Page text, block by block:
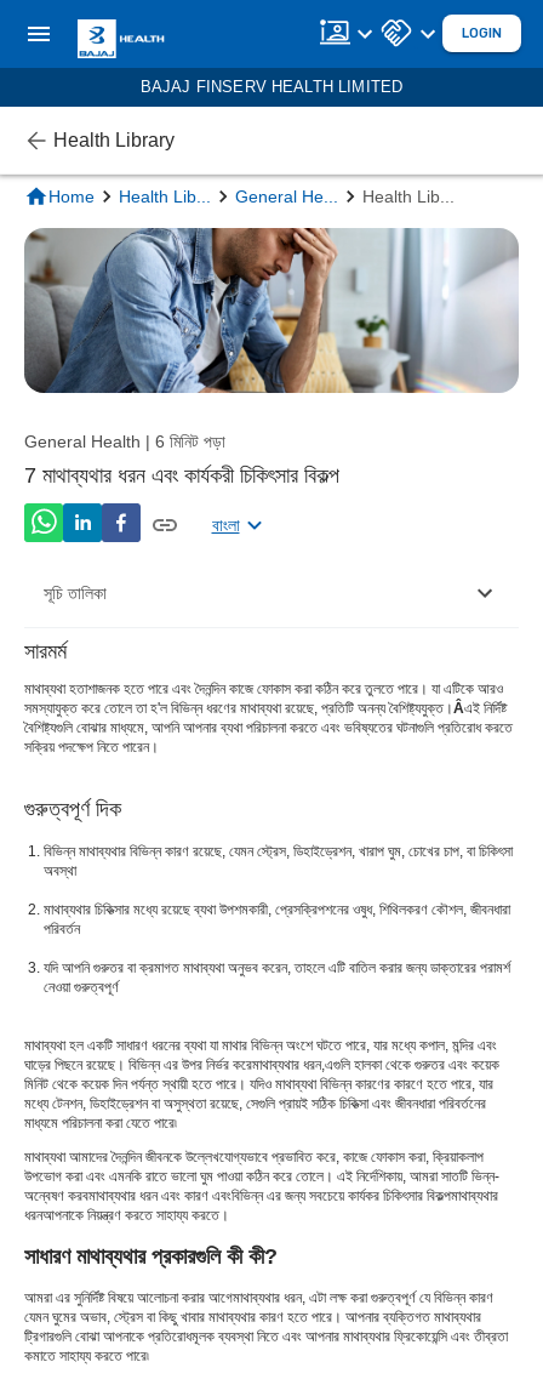
LOGIN
BAJAJ FINSERV HEALTH LIMITED
Health Library
Home Health Lib General He Health Lib
General Health | 6 মিনিট পড়া
7 মাথাব্যথার ধরন এবং কার্যকরী চিকিৎসার বিকল্প
বাংলা
সূচি তালিকা
মাথাব্যথার চিকিৎসা কি?
কিভাবে বিভিন্ন ধরনের মাথাব্যথার চিকিৎসা করবেন?
সারমর্ম
মাথাব্যথা হতাশাজনক হতে পারে এবং দৈনন্দিন কাজে ফোকাস করা কঠিন করে তুলতে পারে। যা এটিকে আরও
সমস্যাযুক্ত করে তোলে তা হ'ল বিভিন্ন ধরণের মাথাব্যথা রয়েছে, প্রতিটি অনন্য বৈশিষ্ট্যযুক্ত।Âএই নির্দিষ্ট
বৈশিষ্ট্যগুলি বোঝার মাধ্যমে, আপনি আপনার ব্যথা পরিচালনা করতে এবং ভবিষ্যতের ঘটনাগুলি প্রতিরোধ করতে
সক্রিয় পদক্ষেপ নিতে পারেন।
গুরুত্বপূর্ণ দিক
বিভিন্ন মাথাব্যথার বিভিন্ন কারণ রয়েছে, যেমন স্ট্রেস, ডিহাইড্রেশন, খারাপ ঘুম, চোখের চাপ, বা চিকিৎসা
অবস্থা
মাথাব্যথার চিকিত্সার মধ্যে রয়েছে ব্যথা উপশমকারী, প্রেসক্রিপশনের ওষুধ, শিথিলকরণ কৌশল, জীবনধারা
পরিবর্তন
যদি আপনি গুরুতর বা ক্রমাগত মাথাব্যথা অনুভব করেন, তাহলে এটি বাতিল করার জন্য ডাক্তারের পরামর্শ
নেওয়া গুরুত্বপূর্ণ
মাথাব্যথা হল একটি সাধারণ ধরনের ব্যথা যা মাথার বিভিন্ন অংশে ঘটতে পারে, যার মধ্যে কপাল, মন্দির এবং
ঘাড়ের পিছনে রয়েছে। বিভিন্ন এর উপর নির্ভর করেমাথাব্যথার ধরন,এগুলি হালকা থেকে গুরুতর এবং কয়েক
মিনিট থেকে কয়েক দিন পর্যন্ত স্থায়ী হতে পারে। যদিও মাথাব্যথা বিভিন্ন কারণের কারণে হতে পারে, যার
মধ্যে টেনশন, ডিহাইড্রেশন বা অসুস্থতা রয়েছে, সেগুলি প্রায়ই সঠিক চিকিত্সা এবং জীবনধারা পরিবর্তনের
মাধ্যমে পরিচালনা করা যেতে পারে৷
মাথাব্যথা আমাদের দৈনন্দিন জীবনকে উল্লেখযোগ্যভাবে প্রভাবিত করে, কাজে ফোকাস করা, ক্রিয়াকলাপ
উপভোগ করা এবং এমনকি রাতে ভালো ঘুম পাওয়া কঠিন করে তোলে। এই নির্দেশিকায়, আমরা সাতটি ভিন্ন-
অন্বেষণ করবমাথাব্যথার ধরন এবং কারণ এবংবিভিন্ন এর জন্য সবচেয়ে কার্যকর চিকিৎসার বিকল্পমাথাব্যথার
ধরনআপনাকে নিয়ন্ত্রণ করতে সাহায্য করতে।
সাধারণ মাথাব্যথার প্রকারগুলি কী কী?
আমরা এর সুনির্দিষ্ট বিষয়ে আলোচনা করার আগেমাথাব্যথার ধরন, এটা লক্ষ করা গুরুত্বপূর্ণ যে বিভিন্ন কারণ
যেমন ঘুমের অভাব, স্ট্রেস বা কিছু খাবার মাথাব্যথার কারণ হতে পারে। আপনার ব্যক্তিগত মাথাব্যথার
ট্রিগারগুলি বোঝা আপনাকে প্রতিরোধমূলক ব্যবস্থা নিতে এবং আপনার মাথাব্যথার ফ্রিকোয়েন্সি এবং তীব্রতা
কমাতে সাহায্য করতে পারে৷